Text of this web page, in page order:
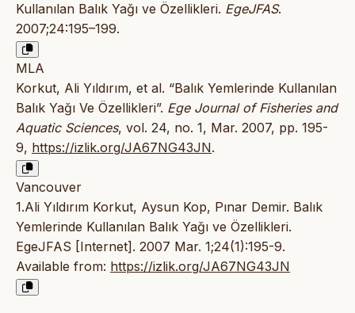
Kullanılan Balık Yağı ve Özellikleri. EgeJFAS.
2007;24:195–199.
MLA
Korkut, Ali Yıldırım, et al. “Balık Yemlerinde Kullanılan
Balık Yağı Ve Özellikleri”. Ege Journal of Fisheries and
Aquatic Sciences, vol. 24, no. 1, Mar. 2007, pp. 195-
9, https://izlik.org/JA67NG43JN.
Vancouver
1.Ali Yıldırım Korkut, Aysun Kop, Pınar Demir. Balık
Yemlerinde Kullanılan Balık Yağı ve Özellikleri.
EgeJFAS [Internet]. 2007 Mar. 1;24(1):195-9.
Available from: https://izlik.org/JA67NG43JN